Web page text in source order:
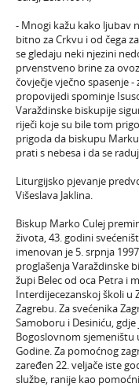
- Mnogi kažu kako ljubav
bitno za Crkvu i od čega
se gledaju neki njezini
prvenstveno brine za
čovječje vječno spasenje
propovijedi spominje
Varaždinske biskupije
riječi koje su bile tom
prigoda da biskupu
prati s nebesa i da se
Liturgijsko pjevanje
Višeslava Jaklina.
Biskup Marko Culej
života, 43. godini
imenovan je 5. srpnja
proglašenja Varaždinske
župi Belec od oca Petra i
Interdijecezanskoj školi u
Zagrebu. Za svećenika
Samoboru i Desiniću,
Bogoslovnom sjemeništu
Godine. Za pomoćnog
zaređen 22. veljače iste
službe, ranije kao